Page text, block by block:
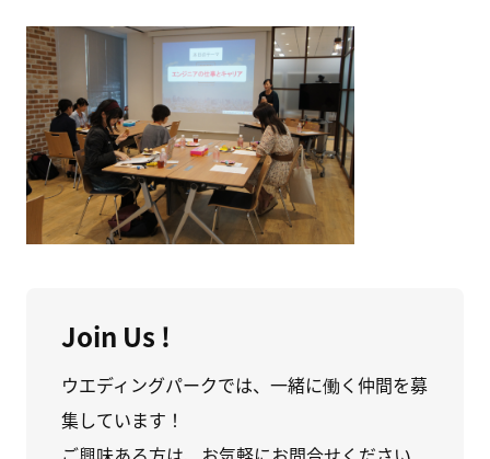
Join Us !
ウエディングパークでは、一緒に働く仲間を募
集しています！